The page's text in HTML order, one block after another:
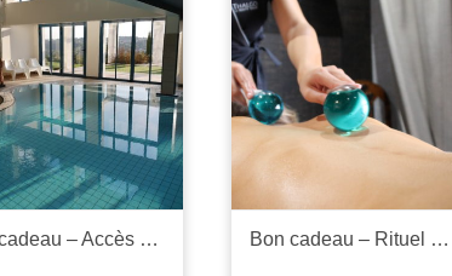
Bon cadeau – Accès spa 1h30 ou 2h30 Bon cadeau – Rituel de soins 1h30